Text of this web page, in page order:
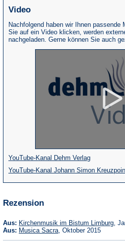
Video
Nachfolgend haben wir Ihnen
Sie auf ein Video klicken, werden
nachgeladen. Gerne können Sie auch
YouTube-Kanal Dehm Verlag(Öffnet
in
einem
YouTube-Kanal Johann Simon
Rezension
Aus: Kirchenmusik im Bistum Limburg,
Aus: Musica Sacra(Öffnet
, Oktober 2015